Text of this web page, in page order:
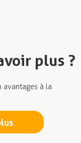
plus ?
avantages à la